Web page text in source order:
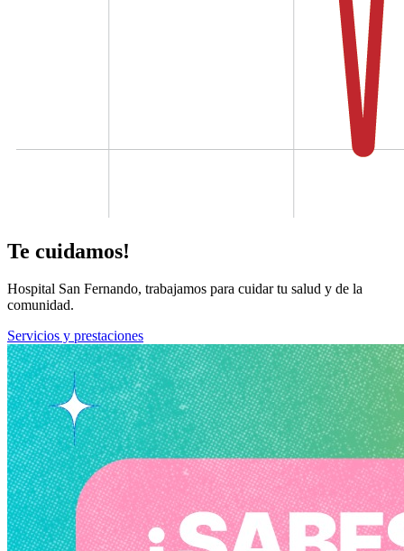
Te cuidamos!
Hospital San Fernando, trabajamos para cuidar tu salud y de la
comunidad.
Servicios y prestaciones